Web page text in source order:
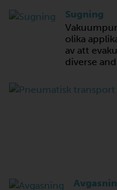
Sugning
olika
av att
diverse